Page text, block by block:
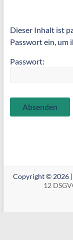
Dieser Inhalt ist
Passwort ein, um
Passwort:
Copyright © 2026
12